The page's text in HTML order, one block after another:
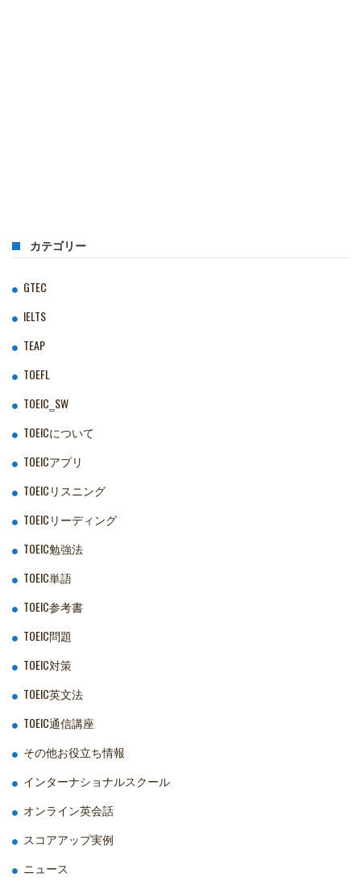
カテゴリー
GTEC
IELTS
TEAP
TOEFL
TOEIC‗SW
TOEICについて
TOEICアプリ
TOEICリスニング
TOEICリーディング
TOEIC勉強法
TOEIC単語
TOEIC参考書
TOEIC問題
TOEIC対策
TOEIC英文法
TOEIC通信講座
その他お役立ち情報
インターナショナルスクール
オンライン英会話
スコアアップ実例
ニュース